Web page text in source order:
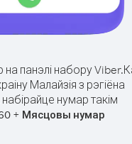
панэлі набору Viber.
Малайзія з рэгіёна
нумар такім
+ Мясцовы нумар